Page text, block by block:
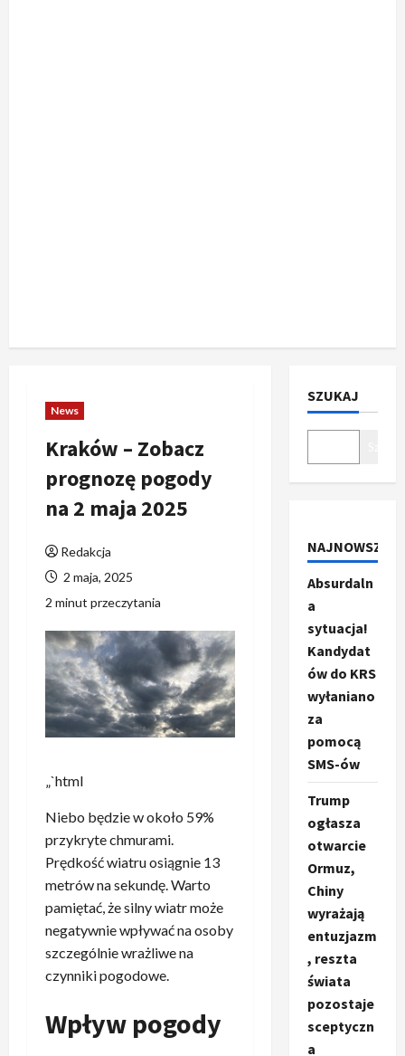
News
Kraków – Zobacz
prognozę pogody
na 2 maja 2025
Redakcja
2 maja, 2025
2 minut przeczytania
„`html
Niebo będzie w około 59%
przykryte chmurami.
Prędkość wiatru osiągnie 13
metrów na sekundę. Warto
pamiętać, że silny wiatr może
negatywnie wpływać na osoby
szczególnie wrażliwe na
czynniki pogodowe.
Wpływ pogody
SZUKAJ
NAJNOWSZE
Absurdaln
a
sytuacja!
Kandydat
ów do KRS
wyłaniano
za
pomocą
SMS-ów
Trump
ogłasza
otwarcie
Ormuz,
Chiny
wyrażają
entuzjazm
, reszta
świata
pozostaje
sceptyczn
a